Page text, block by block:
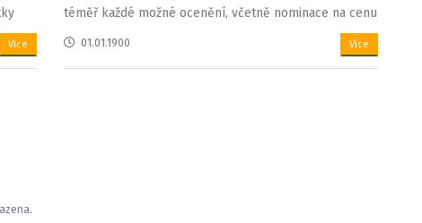
Více
téměř každé možné ocenění, včetně nominace na cenu
Grammy, a zpívala s největšími hvězdami operního
01.01.1900 Více